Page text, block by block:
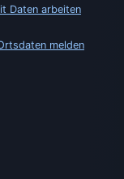
Daten arbeiten
melden